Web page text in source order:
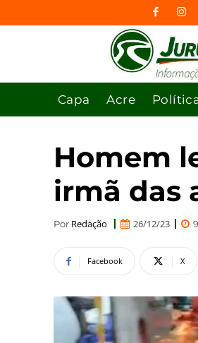
Capa Acre
Homem
irmã das
Por Redação 26/12/23
Facebook X